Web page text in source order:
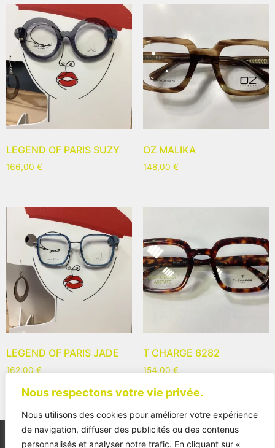
Nous respectons votre vie privée.
Nous utilisons des cookies pour améliorer votre expérience
de navigation, diffuser des publicités ou des contenus
personnalisés et analyser notre trafic. En cliquant sur «
LEGEND OF PARIS SUZY
166,00 €
OZ MALIKA
148,00 €
LEGEND OF PARIS JADE
162,00 €
T CHARGE 6282
154,00 €